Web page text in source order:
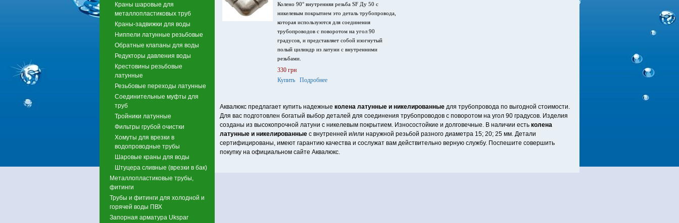
Краны шаровые для
металлопластиковых труб
Краны-задвижки для воды
Ниппели латунные резьбовые
Обратные клапаны для воды
Редукторы давления воды
Крестовины резьбовые
латунные
Резьбовые переходы латунные
Соединительные муфты для
труб
Тройники латунные
Фильтры грубой очистки
Хомуты для врезки в
водопроводные трубы
Шаровые краны для воды
Штуцера сливные (врезки в бак)
Металлопластиковые трубы,
фитинги
Трубы и фитинги для холодной и
горячей воды ПВХ
Запорная арматура Ukspar
Колено 90° внутренняя резьба SF Ду 50 с
никелевым покрытием это деталь трубопровода,
которая используются для соединения
трубопроводов с поворотом на угол 90
градусов, и представляет собой изогнутый
полый цилиндр из латуни с внутренними
резьбами.
330 грн
Купить
Подробнее
Аквалюкс предлагает купить надежные колена латунные и никелированные для трубопровода по выгодной стоимости.
Для вас подготовлен богатый выбор деталей для соединения трубопроводов с поворотом на угол 90 градусов. Изделия
созданы из высокопрочной латуни с никелевым покрытием. Износостойкие и долговечные. В наличии есть колена
латунные и никелированные с внутренней и/или наружной резьбой разного диаметра 15; 20; 25 мм. Детали
сертифицированы, имеют гарантию качества и сослужат вам действительно верную службу. Поспешите совершить
покупку на официальном сайте Аквалюкс.